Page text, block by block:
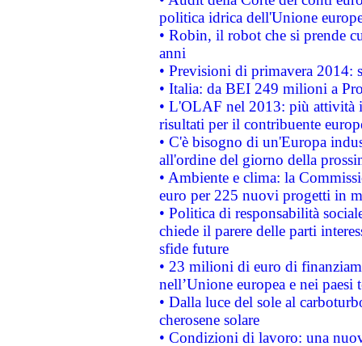
politica idrica dell'Unione
• Robin, il robot che si prende
anni
• Previsioni di primavera 2014:
• Italia: da BEI 249 milioni a
• L'OLAF nel 2013: più attività
risultati per il contribuente
• C'è bisogno di un'Europa
all'ordine del giorno della
• Ambiente e clima: la
euro per 225 nuovi progetti in
• Politica di responsabilità
chiede il parere delle parti
sfide future
• 23 milioni di euro di
nell’Unione europea e nei paesi
• Dalla luce del sole al
cherosene solare
• Condizioni di lavoro: una